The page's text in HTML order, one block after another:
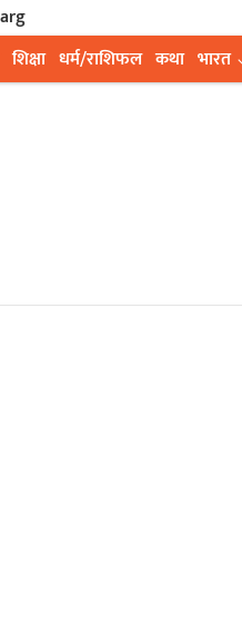
शिक्षा धर्म/राशिफल कथा भारत